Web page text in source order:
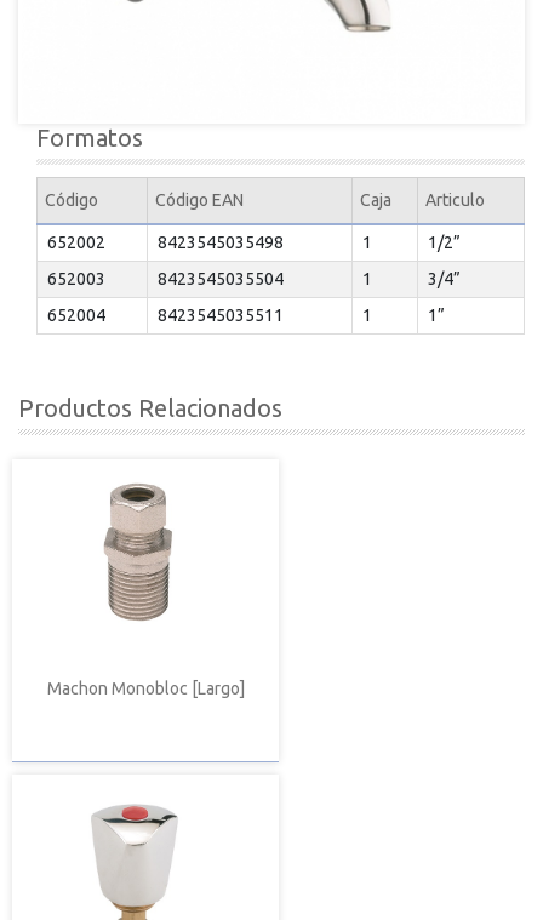
Formatos
Código Código EAN Caja Articulo
652002 8423545035498 1
1/2”
652003
8423545035504 1
3/4”
652004
8423545035511 1 1”
Productos Relacionados
Machon Monobloc [Largo]